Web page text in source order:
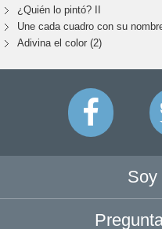
¿Quién lo pintó? II
Une cada cuadro con su
Adivina el color (2)
Soy